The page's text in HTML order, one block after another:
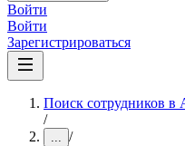
Войти
Войти
Зарегистрироваться
Поиск сотрудников в
/
... /